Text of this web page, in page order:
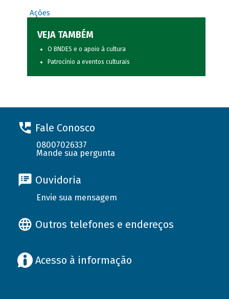
Ações
VEJA TAMBÉM
O BNDES e o apoio à cultura
Patrocínio a eventos culturais
Fale Conosco
08007026337
Mande sua pergunta
Ouvidoria
Envie sua mensagem
Outros telefones e endereços
Acesso à informação